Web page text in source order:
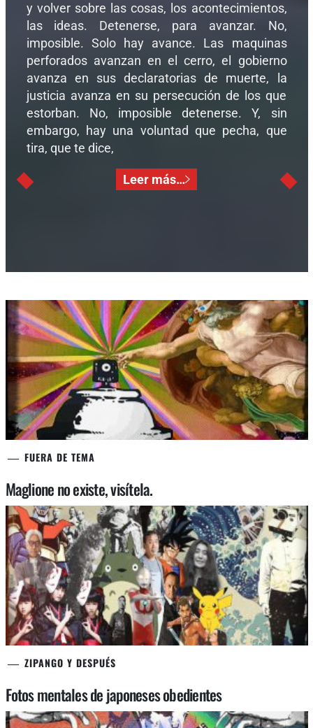
y volver sobre las cosas, los acontecimientos,
las ideas. Detenerse, para avanzar. No,
imposible. Solo hay avance. Las maquinas
perforados avanzan en el cerro, el gobierno
avanza en sus declaratorias de muerte, la
justicia avanza en su persecución de los que
estorban. No, imposible detenerse. Y, sin
embargo, hay una voluntad que pecha, que
tira, que te dice,
Leer más…
FUERA DE TEMA
Maglione no existe, visítela.
ZIPANGO Y DESPUÉS
Fotos mentales de japoneses obedientes